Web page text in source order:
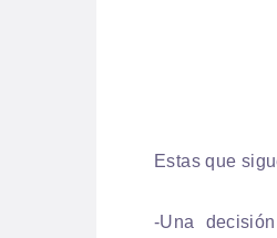
Estas que
-Una